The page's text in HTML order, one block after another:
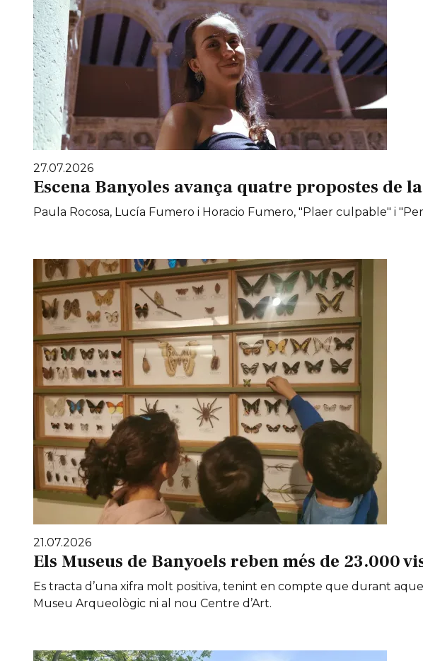
27.07.2026
Escena Banyoles avança quatre propostes de
Paula Rocosa, Lucía Fumero i Horacio Fumero, "Plaer culpable" i
21.07.2026
Els Museus de Banyoels reben més de 23.000
Es tracta d’una xifra molt positiva, tenint en compte que durant
Museu Arqueològic ni al nou Centre d’Art.